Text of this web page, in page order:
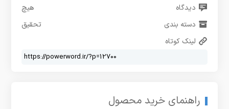
دیدگاه
هیچ
دسته بندی
تحقیق
لینک کوتاه
راهنمای خرید محصول